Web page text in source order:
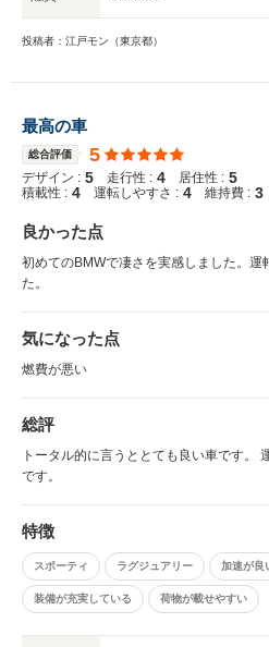
投稿者：江戸モン（東京都）
最高の車
総合評価 5
デザイン : 5 走行性 : 4 居住性 : 5
積載性 : 4 運転しやすさ : 4 維持費 : 3
良かった点
初めてのBMWで凄さを実感しました。運
た。
気になった点
燃費が悪い
総評
トータル的に言うととても良い車です。
です。
特徴
スポーティ ラグジュアリー 加速が良
装備が充実している 荷物が載せやすい